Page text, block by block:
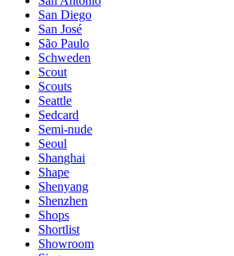
San Diego
San José
São Paulo
Schweden
Scout
Scouts
Seattle
Sedcard
Semi-nude
Seoul
Shanghai
Shape
Shenyang
Shenzhen
Shops
Shortlist
Showroom